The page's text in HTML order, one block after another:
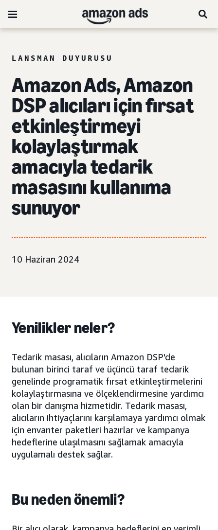
LANSMAN DUYURUSU
Amazon Ads, Amazon
DSP alıcıları için fırsat
etkinleştirmeyi
kolaylaştırmak
amacıyla tedarik
masasını kullanıma
sunuyor
10 Haziran 2024
Yenilikler neler?
Tedarik masası, alıcıların Amazon DSP'de
bulunan birinci taraf ve üçüncü taraf tedarik
genelinde programatik fırsat etkinleştirmelerini
kolaylaştırmasına ve ölçeklendirmesine yardımcı
olan bir danışma hizmetidir. Tedarik masası,
alıcıların ihtiyaçlarını karşılamaya yardımcı olmak
için envanter paketleri hazırlar ve kampanya
hedeflerine ulaşılmasını sağlamak amacıyla
uygulamalı destek sağlar.
Bu neden önemli?